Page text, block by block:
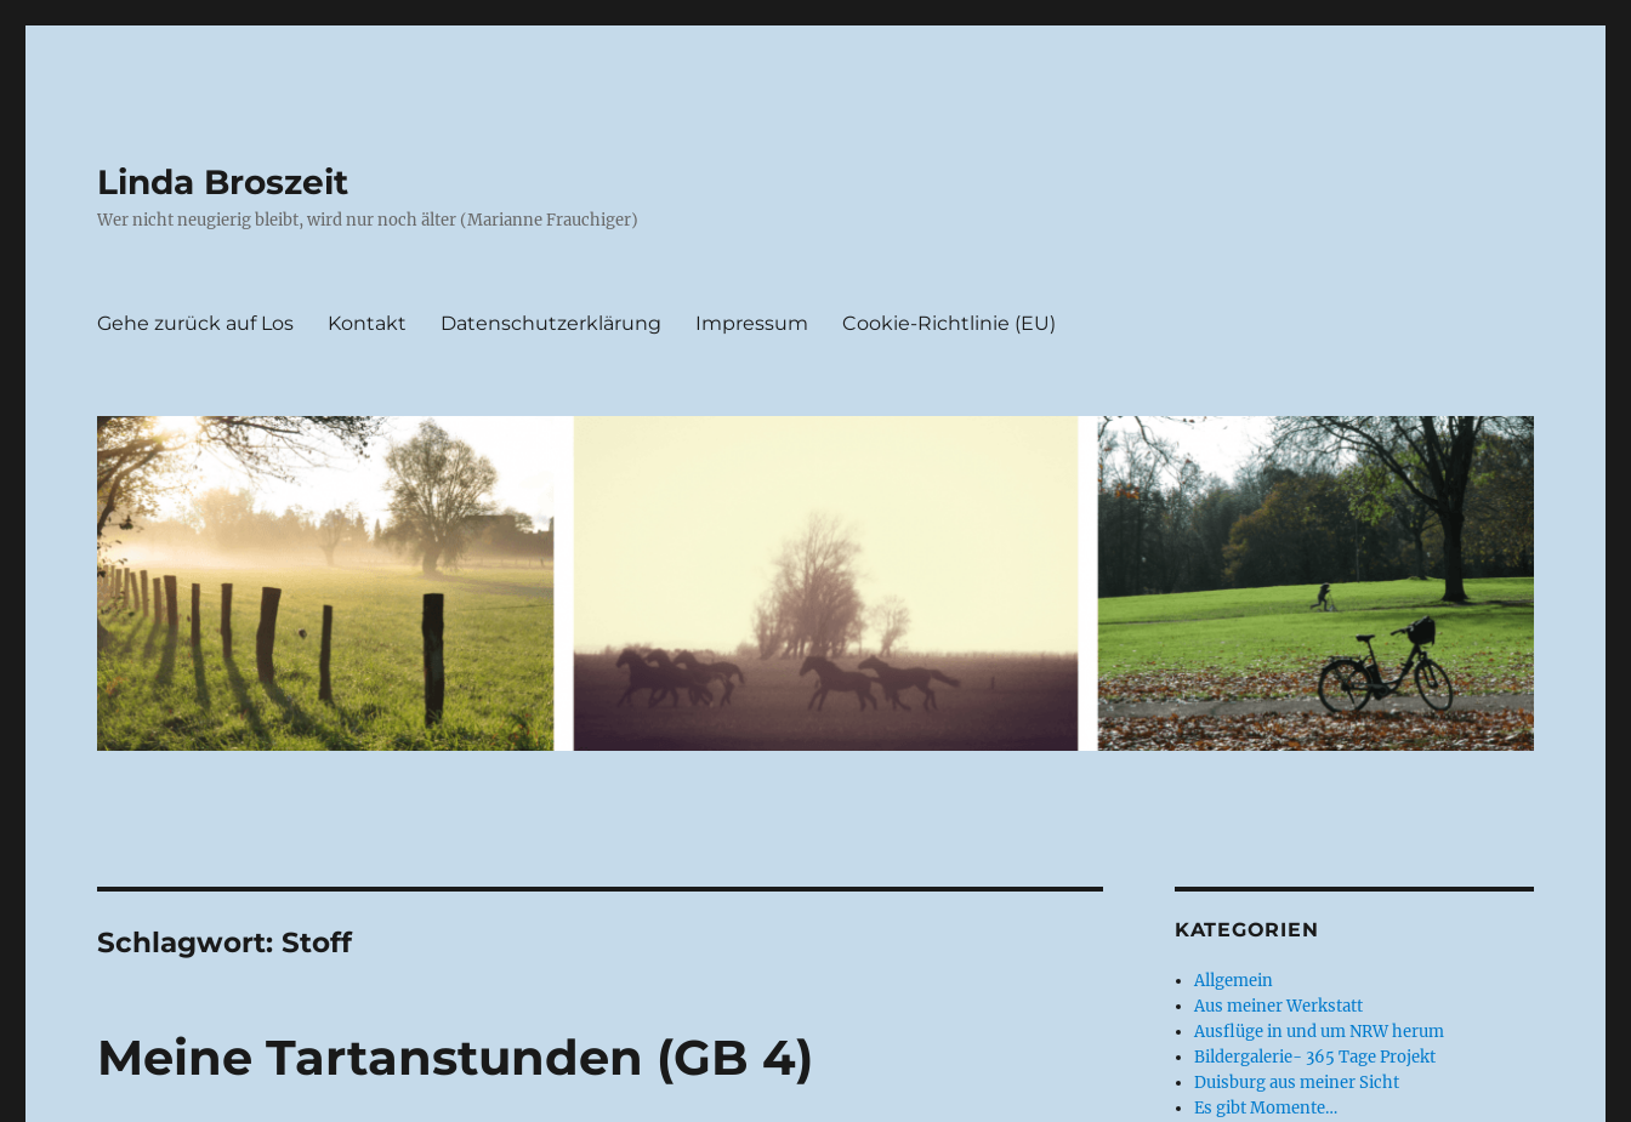
Linda Broszeit
Wer nicht neugierig bleibt, wird nur noch älter (Marianne Frauchiger)
Gehe zurück auf Los Kontakt Datenschutzerklärung Impressum Cookie-Richtlinie (EU)
Schlagwort:Stoff
Meine Tartanstunden (GB 4)
KATEGORIEN
Allgemein
Aus meiner Werkstatt
Ausflüge in und um NRW herum
Bildergalerie- 365 Tage Projekt
Duisburg aus meiner Sicht
Es gibt Momente…